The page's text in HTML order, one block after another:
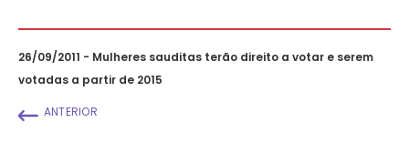
26/09/2011 - Mulheres sauditas terão direito a votar e serem
votadas a partir de 2015
ANTERIOR